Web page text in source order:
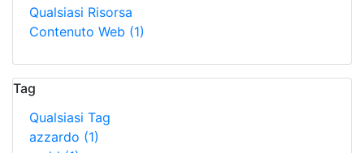
Qualsiasi Risorsa
Contenuto Web (1)
Tag
Qualsiasi Tag
azzardo (1)